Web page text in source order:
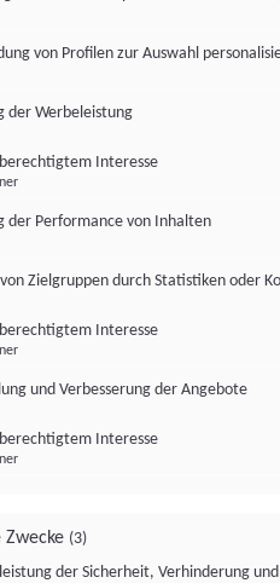
von Profilen zur Auswahl
der Werbeleistung
Interesse
der Performance von Inhalten
Zielgruppen durch Statistiken oder
Interesse
und Verbesserung der Angebote
Interesse
Zwecke (3)
der Sicherheit, Verhinderung